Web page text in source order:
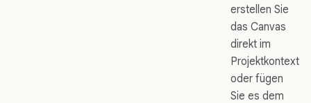
erstellen Sie
das Canvas
direkt im
Projektkontext
oder fügen
Sie es dem